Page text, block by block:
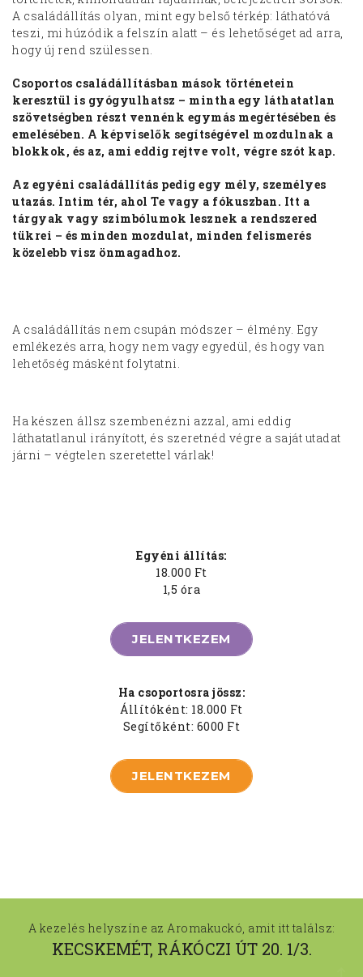
A családállítás olyan, mint egy belső térkép: láthatóvá
teszi, mi húzódik a felszín alatt – és lehetőséget ad arra,
hogy új rend szülessen.
Csoportos családállításban mások történetein
keresztül is gyógyulhatsz – mintha egy láthatatlan
szövetségben részt vennénk egymás megértésében és
emelésében. A képviselők segítségével mozdulnak a
blokkok, és az, ami eddig rejtve volt, végre szót kap.
Az egyéni családállítás pedig egy mély, személyes
utazás. Intim tér, ahol Te vagy a fókuszban. Itt a
tárgyak vagy szimbólumok lesznek a rendszered
tükrei – és minden mozdulat, minden felismerés
közelebb visz önmagadhoz.
A családállítás nem csupán módszer – élmény. Egy
emlékezés arra, hogy nem vagy egyedül, és hogy van
lehetőség másként folytatni.
Ha készen állsz szembenézni azzal, ami eddig
láthatatlanul irányított, és szeretnéd végre a saját utadat
járni – végtelen szeretettel várlak!
Egyéni állítás:
18.000 Ft
1,5 óra
JELENTKEZEM
Ha csoportosra jössz:
Állítóként: 18.000 Ft
Segítőként: 6000 Ft
JELENTKEZEM
A kezelés helyszíne az Aromakuckó, amit itt találsz:
KECSKEMÉT, RÁKÓCZI ÚT 20. 1/3.